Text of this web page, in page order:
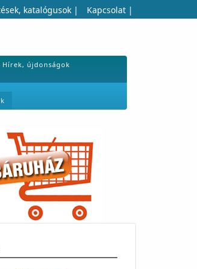
katalógusok | Kapcsolat |
Hírek, újdonságok